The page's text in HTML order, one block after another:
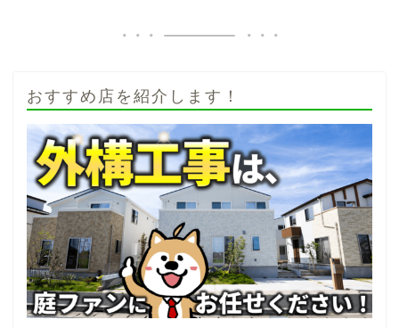
おすすめ店を紹介します！